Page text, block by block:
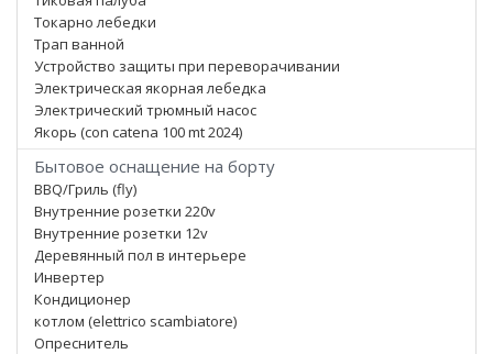
Токарно лебедки
Трап ванной
Устройство защиты при переворачивании
Электрическая якорная лебедка
Электрический трюмный насос
Якорь (con catena 100 mt 2024)
Бытовое оснащение на борту
BBQ/Гриль (fly)
Внутренние розетки 220v
Внутренние розетки 12v
Деревянный пол в интерьере
Инвертер
Кондиционер
котлом (elettrico scambiatore)
Опреснитель